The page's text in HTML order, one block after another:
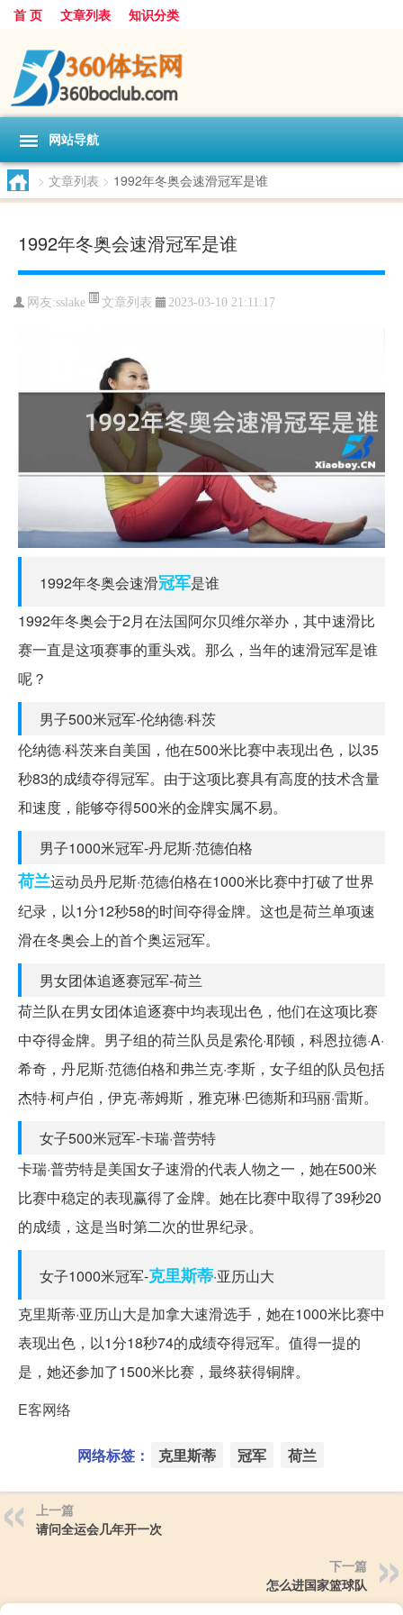
首 页 文章列表 知识分类
网站导航
> 文章列表 > 1992年冬奥会速滑冠军是谁
1992年冬奥会速滑冠军是谁
网友:sslake 文章列表 2023-03-10 21:11:17
1992年冬奥会速滑冠军是谁
1992年冬奥会于2月在法国阿尔贝维尔举办，其中速滑比
赛一直是这项赛事的重头戏。那么，当年的速滑冠军是谁
呢？
男子500米冠军-伦纳德·科茨
伦纳德·科茨来自美国，他在500米比赛中表现出色，以35
秒83的成绩夺得冠军。由于这项比赛具有高度的技术含量
和速度，能够夺得500米的金牌实属不易。
男子1000米冠军-丹尼斯·范德伯格
荷兰运动员丹尼斯·范德伯格在1000米比赛中打破了世界
纪录，以1分12秒58的时间夺得金牌。这也是荷兰单项速
滑在冬奥会上的首个奥运冠军。
男女团体追逐赛冠军-荷兰
荷兰队在男女团体追逐赛中均表现出色，他们在这项比赛
中夺得金牌。男子组的荷兰队员是索伦·耶顿，科恩拉德·A·
希奇，丹尼斯·范德伯格和弗兰克·李斯，女子组的队员包括
杰特·柯卢伯，伊克·蒂姆斯，雅克琳·巴德斯和玛丽·雷斯。
女子500米冠军-卡瑞·普劳特
卡瑞·普劳特是美国女子速滑的代表人物之一，她在500米
比赛中稳定的表现赢得了金牌。她在比赛中取得了39秒20
的成绩，这是当时第二次的世界纪录。
女子1000米冠军-克里斯蒂·亚历山大
克里斯蒂·亚历山大是加拿大速滑选手，她在1000米比赛中
表现出色，以1分18秒74的成绩夺得冠军。值得一提的
是，她还参加了1500米比赛，最终获得铜牌。
E客网络
网络标签： 克里斯蒂 冠军 荷兰
上一篇
请问全运会几年开一次
下一篇
怎么进国家篮球队